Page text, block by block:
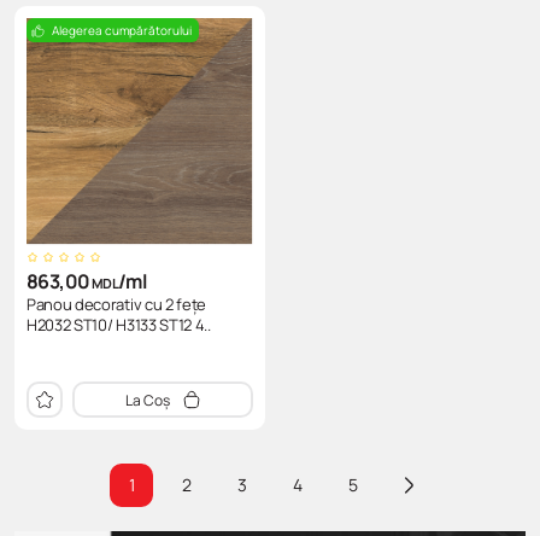
Alegerea cumpărătorului
863,00MDL/ml
Panou decorativ cu 2 fețe
H2032 ST10/ H3133 ST12 4..
La Coș
1 2 3 4 5